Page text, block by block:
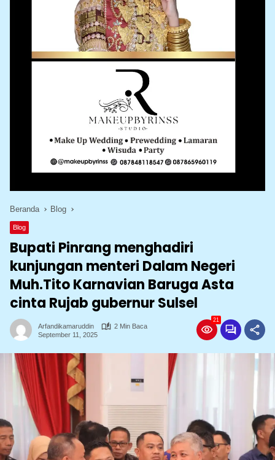
Beranda Blog
Blog
Bupati Pinrang menghadiri
kunjungan menteri Dalam Negeri
Muh.Tito Karnavian Baruga Asta
cinta Rujab gubernur Sulsel
Arfandikamaruddin
2 Min Baca
September 11, 2025
21